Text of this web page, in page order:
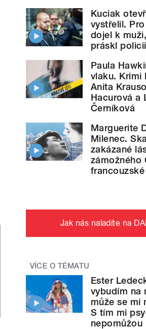
Kuciak
vystřelil.
dojel k
práskl policii
Paula
vlaku. Krimi
Anita
Hacurová a
Černíková
Marguerite
Milenec.
zakázané
zámožného
Jak nás naladíte na
VÍCE O TÉMATU
Ester
vybudím na
může se mi
S tím mi
nepomůžou